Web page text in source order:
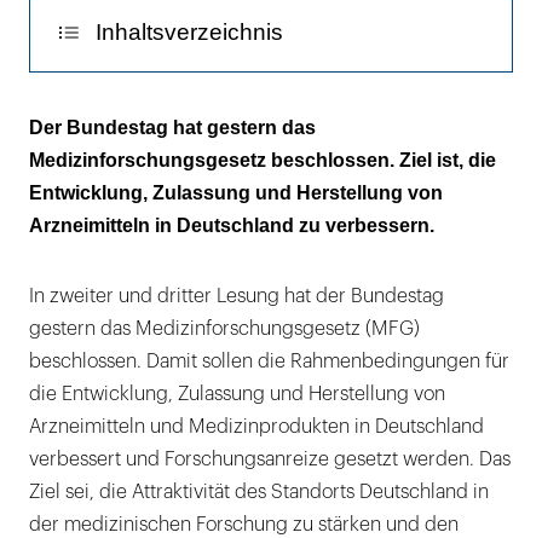
Inhaltsverzeichnis
Größere Verhandlungsspielräume für
Arzneimittelpreise
Kritik von KBV und Kassen
Der Bundestag hat gestern das
Medizinforschungsgesetz beschlossen. Ziel ist, die
Entwicklung, Zulassung und Herstellung von
Arzneimitteln in Deutschland zu verbessern.
In zweiter und dritter Lesung hat der Bundestag
gestern das Medizinforschungsgesetz (MFG)
beschlossen. Damit sollen die Rahmenbedingungen für
die Entwicklung, Zulassung und Herstellung von
Arzneimitteln und Medizinprodukten in Deutschland
verbessert und Forschungsanreize gesetzt werden. Das
Ziel sei, die Attraktivität des Standorts Deutschland in
der medizinischen Forschung zu stärken und den